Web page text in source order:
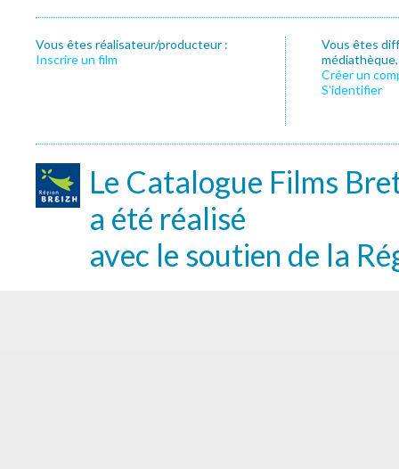
Vous êtes réalisateur/producteur :
Inscrire un film
Vous êtes
Créer un
S’identifier
Le Catalogue Films
a été réalisé
avec le soutien de la